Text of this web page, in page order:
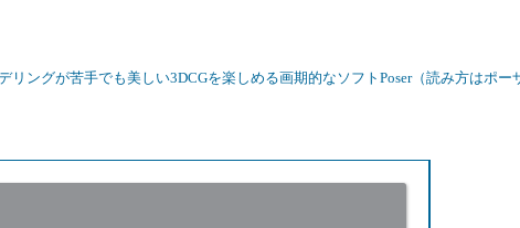
ングが苦手でも美しい3DCGを楽しめる画期的なソフトPoser（読み方はポー